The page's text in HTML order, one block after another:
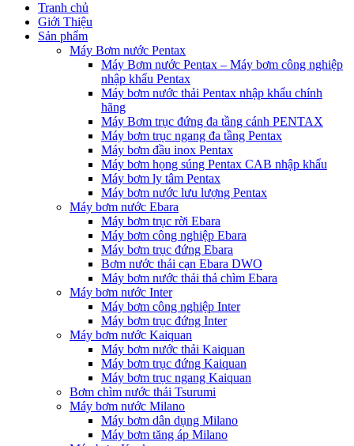
Tranh chủ
Giới Thiệu
Sản phẩm
Máy Bơm nước Pentax
Máy Bơm nước Pentax – Máy bơm công nghiệp
nhập khẩu Pentax
Máy bơm nước thải Pentax nhập khẩu chính
hãng
Máy Bơm trục đứng đa tầng cánh PENTAX
Máy bơm trục ngang đa tầng Pentax
Máy bơm đầu inox Pentax
Máy bơm họng súng Pentax CAB nhập khẩu
Máy bơm ly tâm Pentax
Máy bơm nước lưu lượng Pentax
Máy bơm nước Ebara
Máy bơm trục rời Ebara
Máy bơm công nghiệp Ebara
Máy bơm trục đứng Ebara
Bơm nước thải cạn Ebara DWO
Máy bơm nước thải thả chìm Ebara
Máy bơm nước Inter
Máy bơm công nghiệp Inter
Máy bơm trục đứng Inter
Máy bơm nước Kaiquan
Máy bơm nước thải Kaiquan
Máy bơm trục đứng Kaiquan
Máy bơm trục ngang Kaiquan
Bơm chìm nước thải Tsurumi
Máy bơm nước Milano
Máy bơm dân dụng Milano
Máy bơm tăng áp Milano